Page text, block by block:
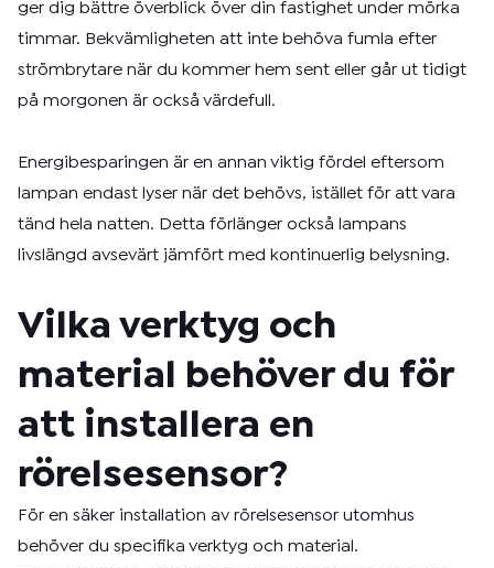
ger dig bättre överblick över din fastighet under mörka
timmar. Bekvämligheten att inte behöva fumla efter
strömbrytare när du kommer hem sent eller går ut tidigt
på morgonen är också värdefull.
Energibesparingen är en annan viktig fördel eftersom
lampan endast lyser när det behövs, istället för att vara
tänd hela natten. Detta förlänger också lampans
livslängd avsevärt jämfört med kontinuerlig belysning.
Vilka verktyg och
material behöver du för
att installera en
rörelsesensor?
För en säker installation av rörelsesensor utomhus
behöver du specifika verktyg och material.